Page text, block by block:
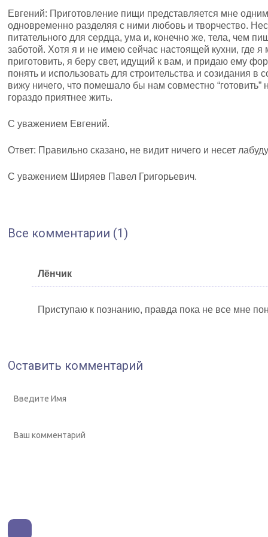
Евгений: Приготовление пищи представляется мне
одновременно разделяя с ними любовь и творчество.
питательного для сердца, ума и, конечно же, тела, чем
заботой. Хотя я и не имею сейчас настоящей кухни, где я
приготовить, я беру свет, идущий к вам, и придаю ему
понять и использовать для строительства и созидания
вижу ничего, что помешало бы нам совместно
гораздо приятнее жить.
С уважением Евгений.
Ответ: Правильно сказано, не видит ничего и несет
С уважением Ширяев Павел Григорьевич.
Все комментарии (1)
Лёнчик
Приступаю к познанию, правда пока не все мне
Оставить комментарий